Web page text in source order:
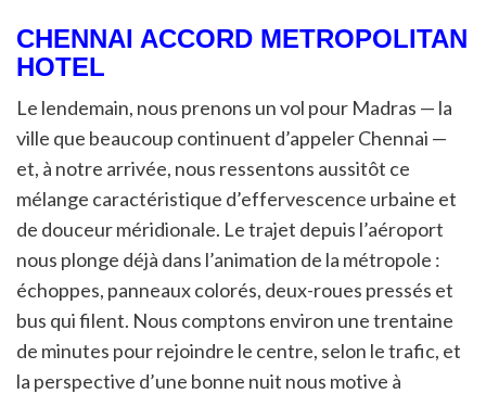
CHENNAI ACCORD METROPOLITAN
HOTEL
Le lendemain, nous prenons un vol pour Madras — la
ville que beaucoup continuent d’appeler Chennai —
et, à notre arrivée, nous ressentons aussitôt ce
mélange caractéristique d’effervescence urbaine et
de douceur méridionale. Le trajet depuis l’aéroport
nous plonge déjà dans l’animation de la métropole :
échoppes, panneaux colorés, deux-roues pressés et
bus qui filent. Nous comptons environ une trentaine
de minutes pour rejoindre le centre, selon le trafic, et
la perspective d’une bonne nuit nous motive à